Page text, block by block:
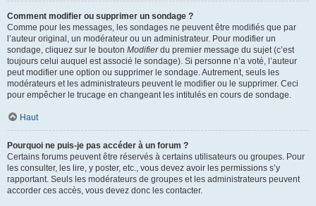
Comment modifier ou supprimer un sondage ?
Comme pour les messages, les sondages ne peuvent être modifiés que par
l’auteur original, un modérateur ou un administrateur. Pour modifier un
sondage, cliquez sur le bouton Modifierdu premier message du sujet (c’est
toujours celui auquel est associé le sondage). Si personne n’a voté, l’auteur
peut modifier une option ou supprimer le sondage. Autrement, seuls les
modérateurs et les administrateurs peuvent le modifier ou le supprimer. Ceci
pour empêcher le trucage en changeant les intitulés en cours de sondage.
Haut
Pourquoi ne puis-je pas accéder à un forum ?
Certains forums peuvent être réservés à certains utilisateurs ou groupes. Pour
les consulter, les lire, y poster, etc., vous devez avoir les permissions s’y
rapportant. Seuls les modérateurs de groupes et les administrateurs peuvent
accorder ces accès, vous devez donc les contacter.